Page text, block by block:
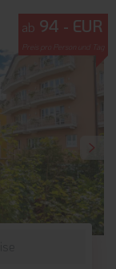
ab 94 - EUR